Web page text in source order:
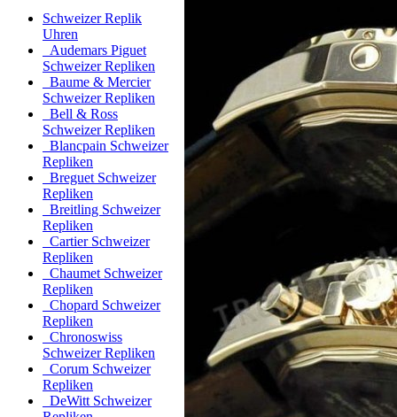
Schweizer Replik
Uhren
Audemars Piguet
Schweizer Repliken
Baume & Mercier
Schweizer Repliken
Bell & Ross
Schweizer Repliken
Blancpain Schweizer
Repliken
Breguet Schweizer
Repliken
Breitling Schweizer
Repliken
Cartier Schweizer
Repliken
Chaumet Schweizer
Repliken
Chopard Schweizer
Repliken
Chronoswiss
Schweizer Repliken
Corum Schweizer
Repliken
DeWitt Schweizer